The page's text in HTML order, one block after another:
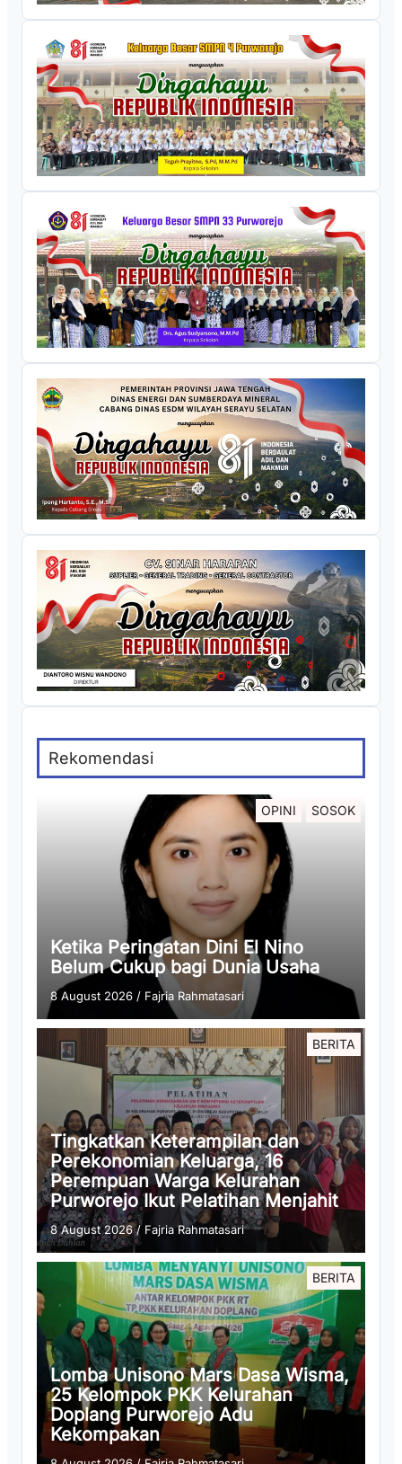
Rekomendasi
OPINI SOSOK
Ketika Peringatan Dini El Nino
Belum Cukup bagi Dunia Usaha
8 August 2026 / Fajria Rahmatasari
BERITA
Tingkatkan Keterampilan dan
Perekonomian Keluarga, 16
Perempuan Warga Kelurahan
Purworejo Ikut Pelatihan Menjahit
8 August 2026/ Fajria Rahmatasari
BERITA
Lomba Unisono Mars Dasa Wisma,
25 Kelompok PKK Kelurahan
Doplang Purworejo Adu
Kekompakan